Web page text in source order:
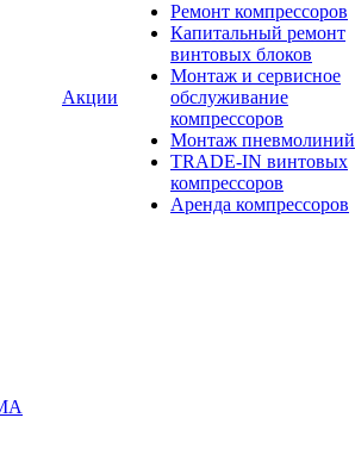
Акции
Ремонт компрессоров
Капитальный ремонт
винтовых блоков
Монтаж и сервисное
обслуживание
компрессоров
Монтаж пневмолиний
TRADE-IN винтовых
компрессоров
Аренда компрессоров